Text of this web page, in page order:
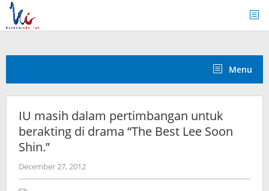
Skip
content
Menu
IU masih dalam pertimbangan untuk
berakting di drama “The Best Lee Soon
Shin.”
December 27, 2012by
Koreanindo